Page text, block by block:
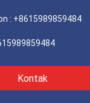
: +8615989859484
Kontak